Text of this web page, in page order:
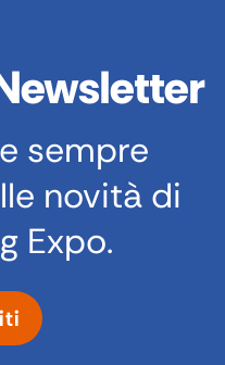
sempre
novità di
Expo.